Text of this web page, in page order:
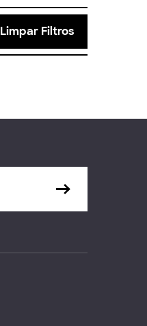
Limpar Filtros